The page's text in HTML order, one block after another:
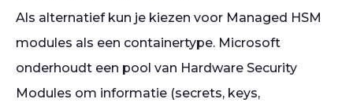
Als alternatief kun je kiezen voor Managed HSM
modules als een containertype. Microsoft
onderhoudt een pool van Hardware Security
Modules om informatie (secrets, keys,